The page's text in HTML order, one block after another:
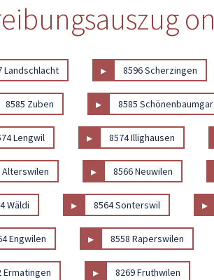
Landschlacht ▸ 8596 Scherzingen
8585 Zuben ▸ 8585
Lengwil ▸ 8574 Illighausen
Alterswilen ▸ 8566 Neuwilen
Wäldi ▸ 8564 Sonterswil ▸
Engwilen ▸ 8558 Raperswilen
Ermatingen ▸ 8269 Fruthwilen